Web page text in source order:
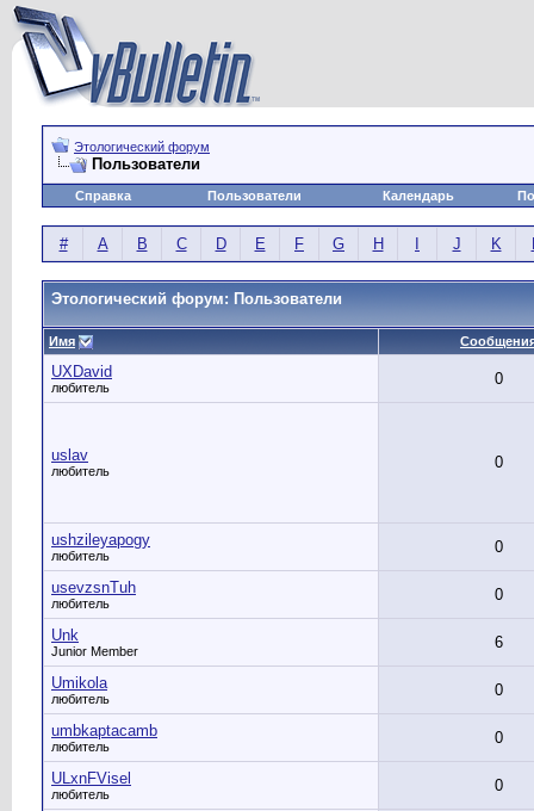
Этологический форум
Пользователи
Справка Пользователи Календарь
# A B C D E F G H J K
Этологический форум: Пользователи
Имя
UXDavid
любитель 0
uslav
любитель 0
ushzileyapogy
любитель 0
usevzsnTuh
любитель 0
Unk
Junior Member 6
Umikola
любитель 0
umbkaptacamb
любитель 0
ULxnFVisel
любитель 0